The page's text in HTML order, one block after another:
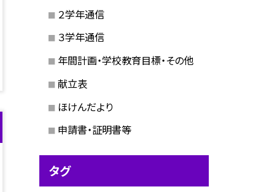
２学年通信
３学年通信
年間計画・学校教育目標・その他
献立表
ほけんだより
申請書・証明書等
タグ